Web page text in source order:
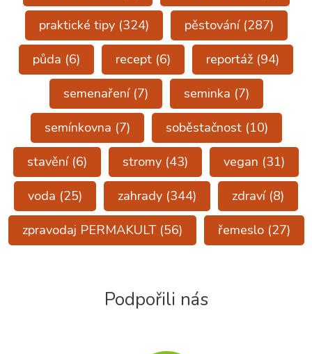
praktické tipy(324) pěstování(287)
půda (6) recept (6) reportáž (94)
semenaření(7) seminka (7)
semínkovna (7) soběstačnost(10)
stavění(6) stromy (43) vegan (31)
voda (25) zahrady (344) zdraví(8)
zpravodaj PERMAKULT(56) řemeslo(27)
Podpořili nás